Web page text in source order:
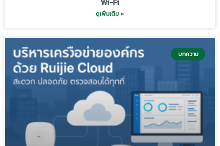
ดูเพิ่มเติม »
บทความ